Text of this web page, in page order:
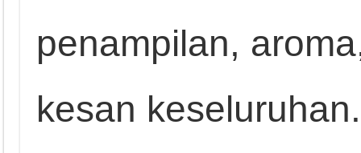
penampilan,
kesan